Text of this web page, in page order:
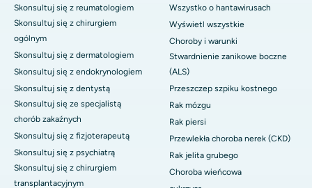
Skonsultuj się z reumatologiem
Skonsultuj się z chirurgiem
ogólnym
Skonsultuj się z dermatologiem
Skonsultuj się z endokrynologiem
Skonsultuj się z dentystą
Skonsultuj się ze specjalistą
chorób zakaźnych
Skonsultuj się z fizjoterapeutą
Skonsultuj się z psychiatrą
Skonsultuj się z chirurgiem
transplantacyjnym
Wszystko o hantawirusach
Wyświetl wszystkie
Choroby i warunki
Stwardnienie zanikowe boczne
(ALS)
Przeszczep szpiku kostnego
Rak mózgu
Rak piersi
Przewlekła choroba nerek (CKD)
Rak jelita grubego
Choroba wieńcowa